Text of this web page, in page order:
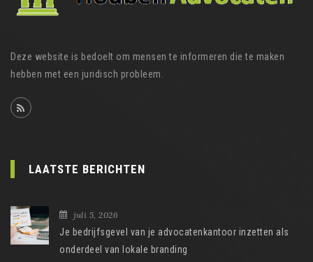
Deze website is bedoelt om mensen te informeren die te maken
hebben met een juridisch probleem.
LAATSTE BERICHTEN
juli 5, 2026
Je bedrijfsgevel van je advocatenkantoor inzetten als
onderdeel van lokale branding